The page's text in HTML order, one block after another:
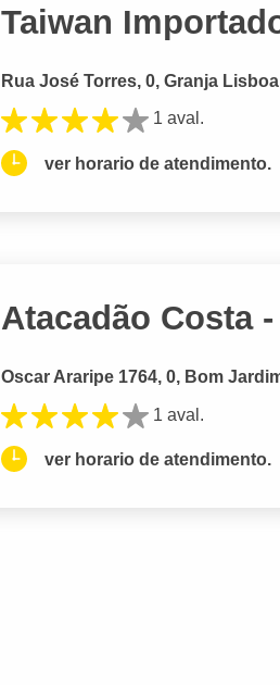
Taiwan
Rua José Torres, 0, Granja
1 aval.
ver horario de atendimento.
Atacadão Costa
Oscar Araripe 1764, 0, Bom
1 aval.
ver horario de atendimento.